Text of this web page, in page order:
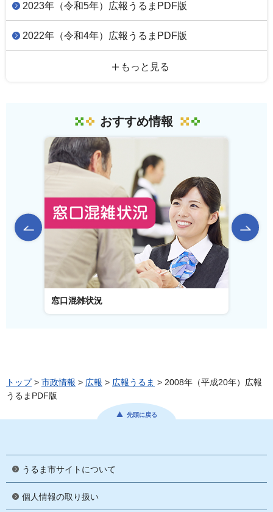
2023年（令和5年）広報うるまPDF版
2022年（令和4年）広報うるまPDF版
もっと見る
おすすめ情報
前のスライドを表示
窓口混雑状況
トップ> 市政情報 > 広報 > 広報うるま > 2008年（平成20年）広報
うるまPDF版
先頭に戻る
うるま市サイトについて
個人情報の取り扱い